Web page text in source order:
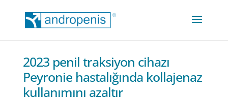
2023 penil traksiyon cihazı
Peyronie hastalığında kollajenaz
kullanımını azaltır